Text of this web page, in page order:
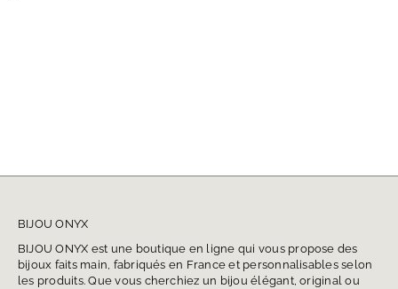
BIJOU ONYX
BIJOU ONYX est une boutique en ligne qui vous propose des
bijoux faits main, fabriqués en France et personnalisables selon
les produits. Que vous cherchiez un bijou élégant, original ou